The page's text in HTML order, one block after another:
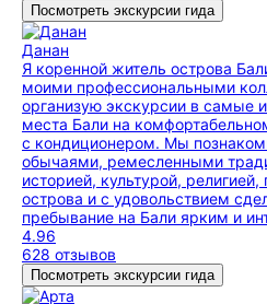
Посмотреть экскурсии гида
Данан
Я коренной житель острова
моими профессиональными
организую экскурсии в самые
места Бали на
с кондиционером. Мы
обычаями, ремесленными
историей, культурой,
острова и с удовольствием
пребывание на Бали ярким и
4.96
628 отзывов
Посмотреть экскурсии гида